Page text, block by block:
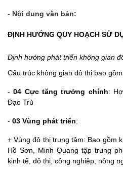
- Nội dung văn bản:
ĐỊNH HƯỚNG QUY HOẠCH SỬ
Định hướng phát triển không gian
Cấu trúc không gian đô thị bao
-04 Cực tăng trưởng chính:
Đạo Trù
- 03 Vùng phát triển:
+ Vùng đô thị trung tâm: Bao gồm
Hồ Sơn, Minh Quang tập trung
kinh tế, đô thị, công nghiệp, nông